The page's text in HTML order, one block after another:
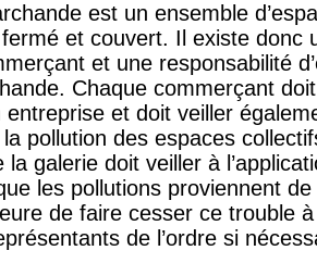
est un ensemble
et couvert. Il existe donc
et une responsabilité
Chaque commerçant
entreprise et doit veiller
pollution des espaces
la galerie doit veiller à
les pollutions proviennent
de faire cesser ce trouble à
de l’ordre si